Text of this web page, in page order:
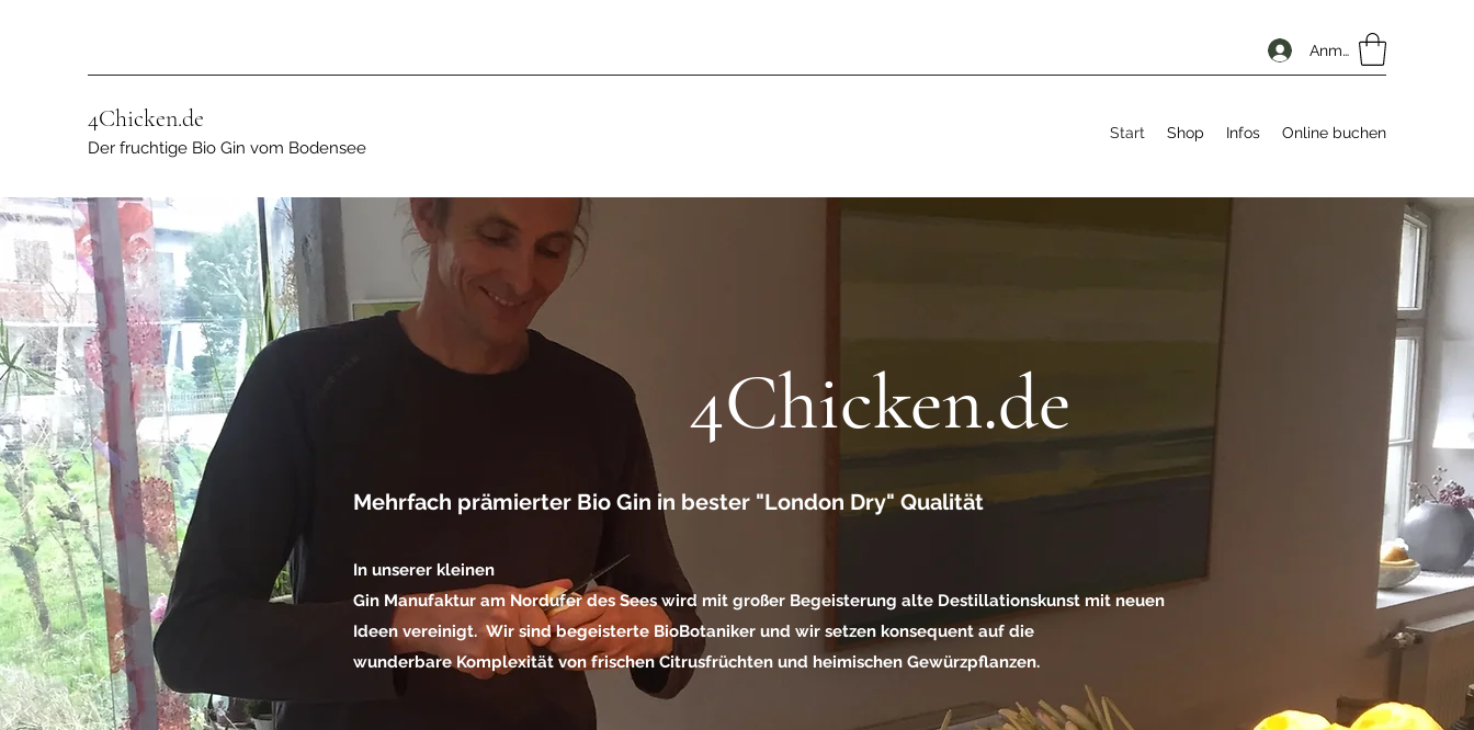
Anmelden
4Chicken.de
Der fruchtige Bio Gin vom Bodensee
Start Shop Infos Online buchen
4Chicken.de
Mehrfach prämierter Bio Gin in bester "London Dry" Qualität
In unserer kleinen
Gin Manufaktur am Nordufer des Sees wird mit großer Begeisterung alte Destillationskunst mit neuen
Ideen vereinigt. Wir sind begeisterte BioBotaniker und wir setzen konsequent auf die
wunderbare Komplexität von frischen Citrusfrüchten und heimischen Gewürzpflanzen.